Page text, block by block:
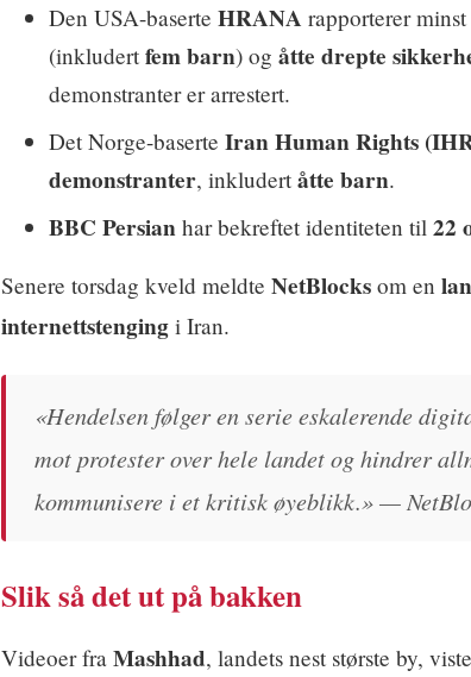
Den USA-baserte HRANA rapporterer minst
(inkludert fem barn) og åtte drepte
demonstranter er arrestert.
Det Norge-baserte Iran Human Rights
demonstranter, inkludert åtte barn.
BBC Persian har bekreftet identiteten til 22
Senere torsdag kveld meldte NetBlocks om en
internettstenging i Iran.
«Hendelsen følger en serie eskalerende
mot protester over hele landet og hindrer
kommunisere i et kritisk øyeblikk.» —
Slik så det ut på bakken
Videoer fra Mashhad, landets nest største by,